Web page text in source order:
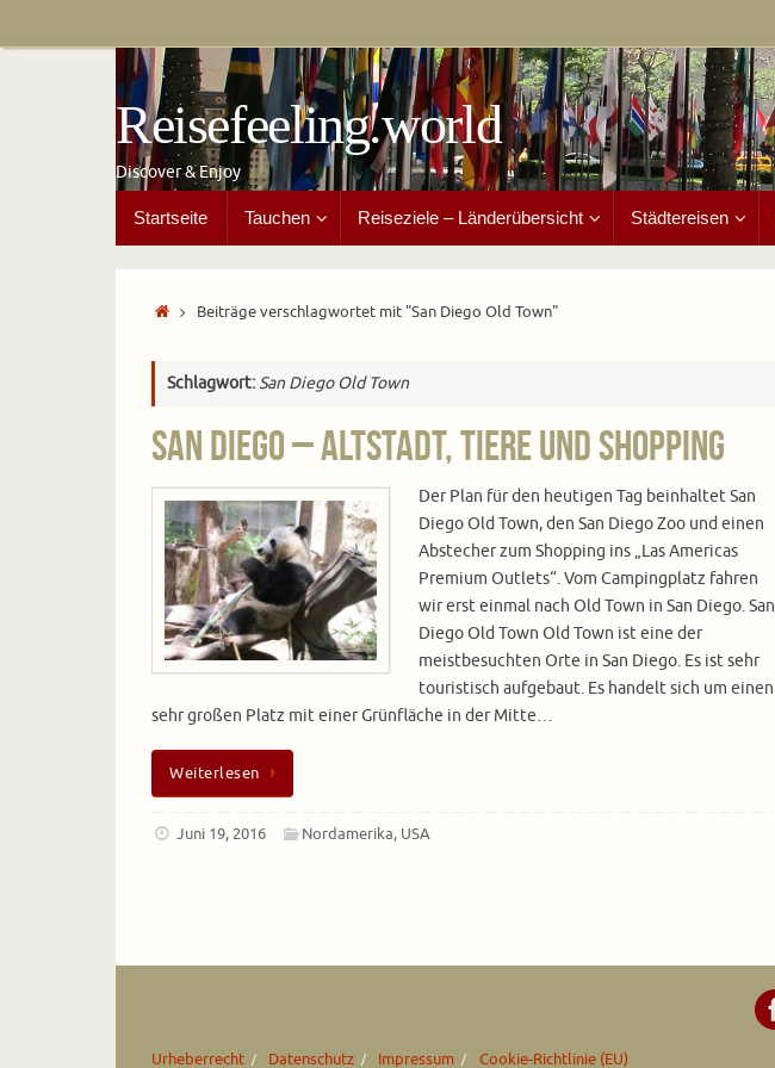
Reisefeeling.world
Discover & Enjoy
Inhalt
springen
Startseite Tauchen Reiseziele – Länderübersicht Städtereisen
StartBeiträge verschlagwortet mit "San Diego Old Town"
Schlagwort:San Diego Old Town
San Diego – Altstadt, Tiere und Shopping
Der Plan für den heutigen Tag beinhaltet San
Diego Old Town, den San Diego Zoo und einen
Abstecher zum Shopping ins „Las Americas
Premium Outlets“. Vom Campingplatz fahren
wir erst einmal nach Old Town in San Diego. San
Diego Old Town Old Town ist eine der
meistbesuchten Orte in San Diego. Es ist sehr
touristisch aufgebaut. Es handelt sich um einen
sehr großen Platz mit einer Grünfläche in der Mitte…
Weiterlesen
Juni 19, 2016 Nordamerika, USA
Urheberrecht Datenschutz Impressum Cookie-Richtlinie (EU)